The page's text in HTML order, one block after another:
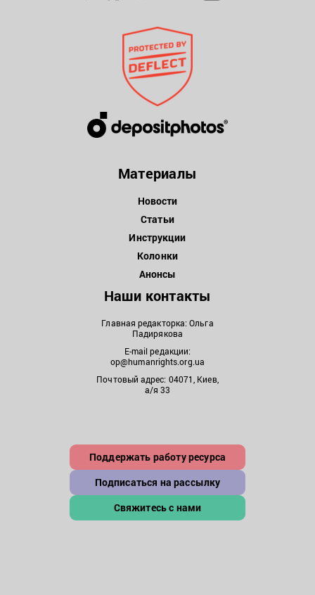
Материалы
Новости
Статьи
Инструкции
Колонки
Анонсы
Наши контакты
Главная редакторка: Ольга
Падирякова
E-mail редакции:
op@humanrights.org.ua
Почтовый адрес: 04071, Киев,
а/я 33
Поддержать работу ресурса
Подписаться на рассылку
Свяжитесь с нами